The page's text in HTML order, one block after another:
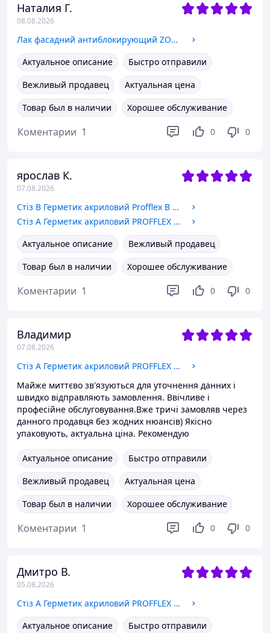
Наталия Г.
08.08.2026
Лак фасадний антиблокирующий ZOBEL Deco-tec 5420 алкидно-акриловый
Актуальное описание
Быстро отправили
Вежливый продавец
Актуальная цена
Товар был в наличии
Хорошее обслуживание
Коментарии 1 0 0
ярослав К.
07.08.2026
Стіз В Герметик акриловий Profflex В 600мл для внутрішнього використання (білий)
Стіз А Герметик акриловий PROFFLEX А 600мл для зовнішнього використання (білий)
Актуальное описание
Вежливый продавец
Товар был в наличии
Хорошее обслуживание
Коментарии 1 0 0
Владимир
07.08.2026
Стіз А Герметик акриловий PROFFLEX А 600мл для зовнішнього використання (білий)
Майже миттєво зв'язуються для уточнення данних і
швидко відправляють замовлення. Ввічливе і
професійне обслуговування.Вже тричі замовляв через
данного продавця без жодних нюансів) Якісно
упаковують, актуальна ціна. Рекомендую
Актуальное описание
Быстро отправили
Вежливый продавец
Актуальная цена
Товар был в наличии
Хорошее обслуживание
Коментарии 1 0 0
Дмитро В.
05.08.2026
Стіз А Герметик акриловий PROFFLEX А 600мл для зовнішнього використання (білий)
Актуальное описание
Быстро отправили